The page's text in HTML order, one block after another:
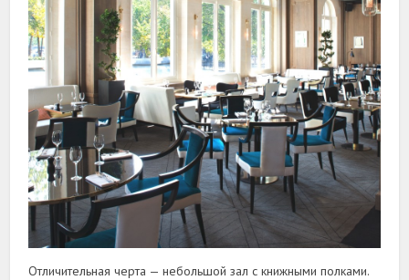
Отличительная черта — небольшой зал с книжными полками.